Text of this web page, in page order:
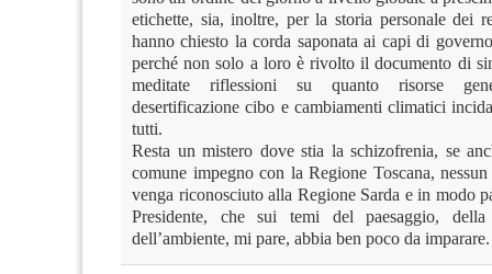
etichette, sia, inoltre, per la storia personale dei
hanno chiesto la corda saponata ai capi di
perché non solo a loro è rivolto il documento di
meditate riflessioni su quanto risorse
desertificazione cibo e cambiamenti climatici
tutti.
Resta un mistero dove stia la schizofrenia, se
comune impegno con la Regione Toscana, nessun
venga riconosciuto alla Regione Sarda e in modo
Presidente, che sui temi del paesaggio,
dell’ambiente, mi pare, abbia ben poco da imparare.